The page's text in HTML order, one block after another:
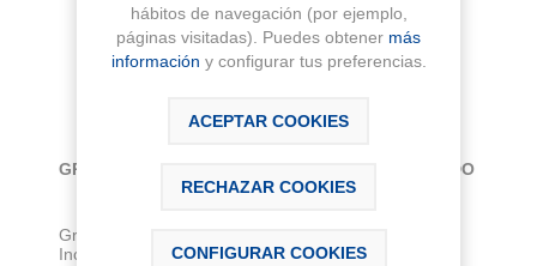
GRIFO MONOMANDO DUCHA VICTORIA CROMADO
Grifo monomando para ducha VICTORIA cromado.
Incluye ducha de mano NATURA , flexo de duch...
hábitos de navegación (por ejemplo,
páginas visitadas). Puedes obtener más
información y configurar tus preferencias.
ACEPTAR COOKIES
RECHAZAR COOKIES
CONFIGURAR COOKIES